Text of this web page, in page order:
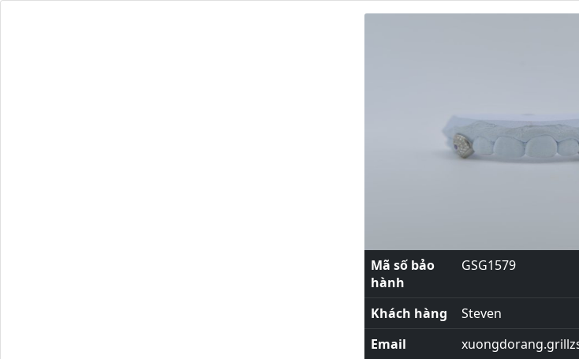
Mã số bảo
hành
GSG1579
Khách hàng
Steven
Email